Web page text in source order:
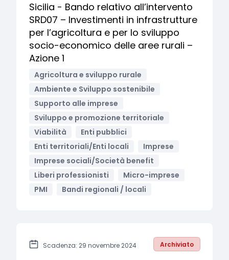
Sicilia - Bando relativo all’intervento
SRD07 – Investimenti in infrastrutture
per l’agricoltura e per lo sviluppo
socio-economico delle aree rurali –
Azione 1
Agricoltura e sviluppo rurale
Ambiente e Sviluppo sostenibile
Supporto alle imprese
Sviluppo e promozione territoriale
Viabilità
Enti pubblici
Enti territoriali/Enti locali
Imprese
Imprese sociali/Società benefit
Liberi professionisti
Micro-imprese
PMI
Bandi regionali / locali
Scadenza: 29 novembre 2024 Archiviato